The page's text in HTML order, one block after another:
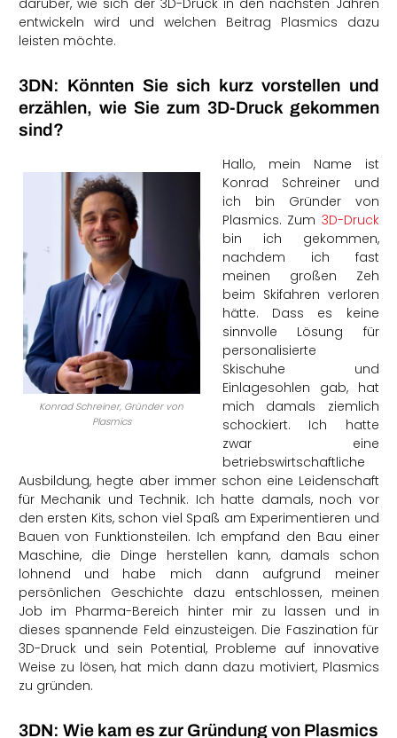
entwickeln wird und welchen Beitrag Plasmics dazu
leisten möchte.
3DN: Könnten Sie sich kurz vorstellen und
erzählen, wie Sie zum 3D-Druck gekommen
sind?
Konrad Schreiner, Gründer von
Plasmics
Hallo, mein Name ist
Konrad Schreiner und
ich bin Gründer von
Plasmics. Zum 3D-Druck
bin ich gekommen,
nachdem ich fast
meinen großen Zeh
beim Skifahren verloren
hätte. Dass es keine
sinnvolle Lösung für
personalisierte
Skischuhe und
Einlagesohlen gab, hat
mich damals ziemlich
schockiert. Ich hatte
zwar eine
betriebswirtschaftliche
Ausbildung, hegte aber immer schon eine Leidenschaft
für Mechanik und Technik. Ich hatte damals, noch vor
den ersten Kits, schon viel Spaß am Experimentieren und
Bauen von Funktionsteilen. Ich empfand den Bau einer
Maschine, die Dinge herstellen kann, damals schon
lohnend und habe mich dann aufgrund meiner
persönlichen Geschichte dazu entschlossen, meinen
Job im Pharma-Bereich hinter mir zu lassen und in
dieses spannende Feld einzusteigen. Die Faszination für
3D-Druck und sein Potential, Probleme auf innovative
Weise zu lösen, hat mich dann dazu motiviert, Plasmics
zu gründen.
3DN: Wie kam es zur Gründung von Plasmics